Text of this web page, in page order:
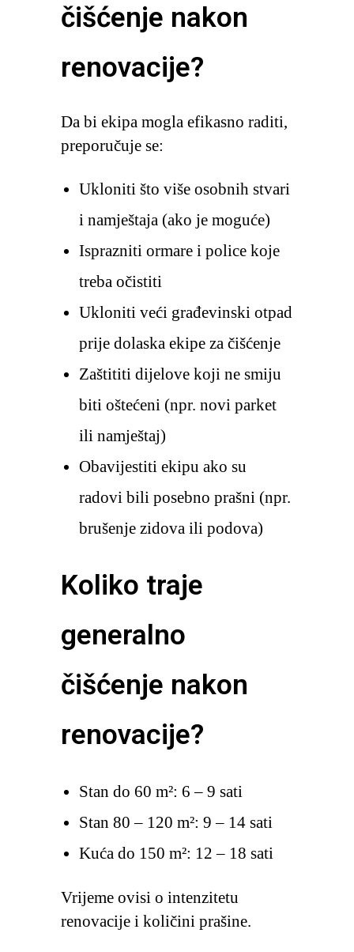
čišćenje nakon
renovacije?
Da bi ekipa mogla efikasno raditi,
preporučuje se:
Ukloniti što više osobnih stvari
i namještaja (ako je moguće)
Isprazniti ormare i police koje
treba očistiti
Ukloniti veći građevinski otpad
prije dolaska ekipe za čišćenje
Zaštititi dijelove koji ne smiju
biti oštećeni (npr. novi parket
ili namještaj)
Obavijestiti ekipu ako su
radovi bili posebno prašni (npr.
brušenje zidova ili podova)
Koliko traje
generalno
čišćenje nakon
renovacije?
Stan do 60 m²: 6 – 9 sati
Stan 80 – 120 m²: 9 – 14 sati
Kuća do 150 m²: 12 – 18 sati
Vrijeme ovisi o intenzitetu
renovacije i količini prašine.